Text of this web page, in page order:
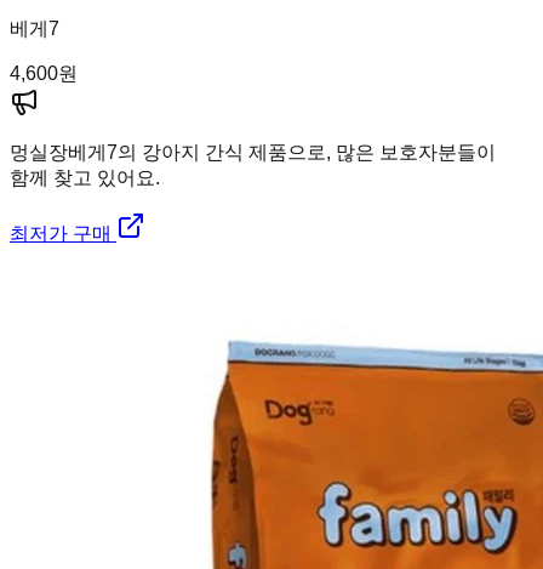
베게7
4,600원
멍실장베게7의 강아지 간식 제품으로, 많은 보호자분들이
함께 찾고 있어요.
최저가 구매